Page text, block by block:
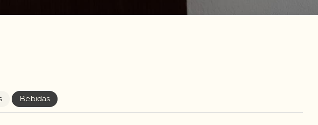
Bebidas